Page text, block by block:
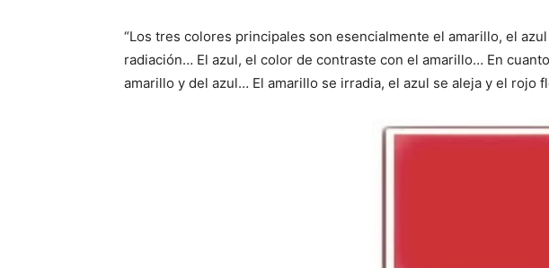
“Los tres colores principales son esencialmente el amarillo, el
radiación… El azul, el color de contraste con el amarillo… En
amarillo y del azul… El amarillo se irradia, el azul se aleja y el rojo